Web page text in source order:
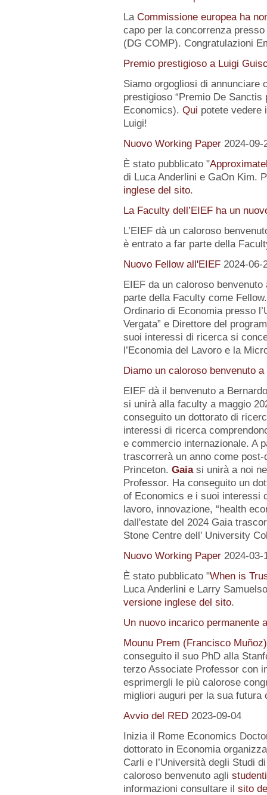
La Commissione europea ha
capo per la concorrenza
(DG COMP). Congratulazioni
Premio prestigioso a Luigi
Siamo orgogliosi di annunciare
prestigioso “Premio De
Economics). Qui potete vedere
Luigi!
Nuovo Working Paper 2024-09-
È stato pubblicato "
di Luca Anderlini e GaOn Kim.
inglese del sito.
La Faculty dell’EIEF ha un
L’EIEF dà un caloroso
è entrato a far parte della
Nuovo Fellow all'EIEF 2024-06-
EIEF da un caloroso
parte della Faculty come
Ordinario di Economia presso
Vergata” e Direttore del
suoi interessi di ricerca si
l’Economia del Lavoro e la
Diamo un caloroso benvenuto
EIEF dà il benvenuto a
si unirà alla faculty a maggio
conseguito un dottorato di
interessi di ricerca
e commercio internazionale. A
trascorrerà un anno come
Princeton. Gaiasi unirà a noi
Professor. Ha conseguito un
of Economics e i suoi interessi
lavoro, innovazione, “health
dall'estate del 2024 Gaia
Stone Centre dell' University
Nuovo Working Paper 2024-03-
È stato pubblicato "When is
Luca Anderlini e Larry
versione inglese del sito.
Un nuovo incarico permanente
Mounu Prem (Francisco Muñoz)
conseguito il suo PhD alla
terzo Associate Professor con
esprimergli le più calorose
migliori auguri per la sua futura
Avvio del RED 2023-09-04
Inizia il Rome Economics
dottorato in Economia
Carli e l’Università degli Studi
caloroso benvenuto agli
informazioni consultare il sito